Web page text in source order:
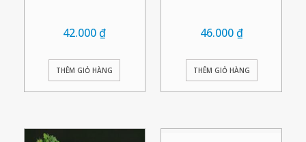
42.000₫
THÊM GIỎ HÀNG
46.000₫
THÊM GIỎ HÀNG